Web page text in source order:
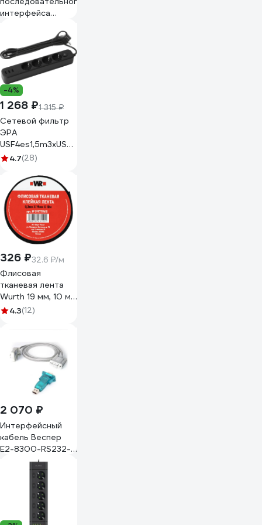
интерфейса
WAPRZOPTORS
-4%
1 268 ₽1 315 ₽
Сетевой фильтр
ЭРА
USF4es1,5m3xUSBAB
с базовой
заземлением, с
выключателем, 4
розетки, 3xUSB
Б0059568
4.7(28)
326 ₽32.6 ₽/м
Флисовая
тканевая лента
Wurth 19 мм, 10 м
5997719615090 1
4.3(12)
2 070 ₽
Интерфейсный
кабель Веспер
E2-8300-RS232-
USB VSP4283